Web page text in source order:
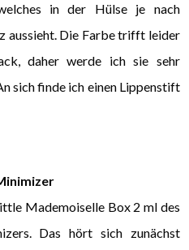
in der Hülse je nach
aussieht. Die Farbe trifft leider
daher werde ich sie sehr
sich finde ich einen Lippenstift
Mademoiselle Box 2 ml des
Das hört sich zunächst